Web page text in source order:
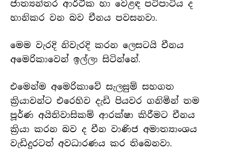
ජාත්‍යන්තර ආර්ථික හා වෙළඳ පටිපාටිය ද
හානිකර වන බව චීනය පවසනවා.
මෙම වැරදි නිවැරදි කරන ලෙසටයි චීනය
අමෙරිකාවෙන් ඉල්ලා සිටින්නේ.
එමෙන්ම අමෙරිකාවේ සැලසුම් සහගත
ක්‍රියාවන්ට එරෙහිව දැඩි පියවර ගනිමින් තම
පූර්ණ අයිතිවාසිකම් ආරක්ෂා කිරීමට චීනය
ක්‍රියා කරන බව ද චීන වාණිජ අමාත්‍යාංශය
වැඩිදුරටත් අවධාරණය කර තිබෙනවා.